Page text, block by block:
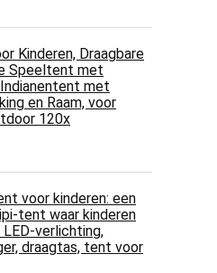
Kinderen, Draagbare
Speeltent met
met
en Raam, voor
120x
voor kinderen: een
tent waar kinderen
LED-verlichting,
draagtas, tent voor